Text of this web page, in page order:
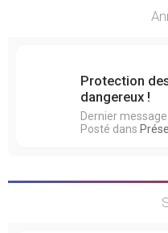
Protection
dangereux !
Dernier
Posté dans